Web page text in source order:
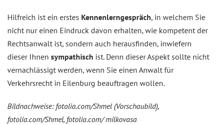
Hilfreich ist ein erstes Kennenlerngespräch, in welchem Sie
nicht nur einen Eindruck davon erhalten, wie kompetent der
Rechtsanwalt ist, sondern auch herausfinden, inwiefern
dieser Ihnen sympathisch ist. Denn dieser Aspekt sollte nicht
vernachlässigt werden, wenn Sie einen Anwalt für
Verkehrsrecht in Eilenburg beauftragen wollen.
Bildnachweise: fotolia.com/Shmel (Vorschaubild),
fotolia.com/Shmel, fotolia.com/ milkovasa